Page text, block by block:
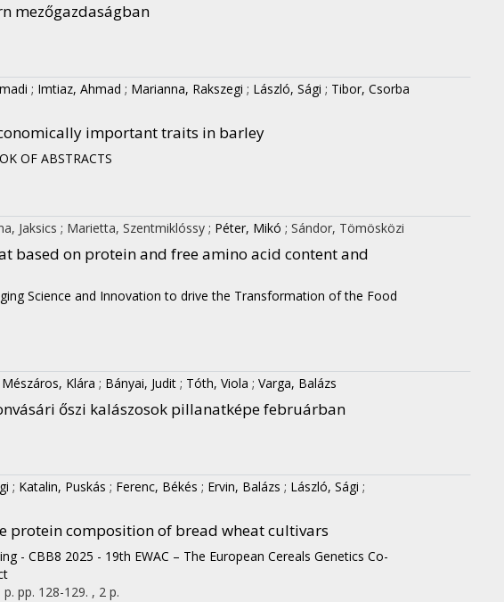
mezőgazdaságban
; Imtiaz, Ahmad ; Marianna, Rakszegi ; László, Sági ; Tibor, Csorba
important traits in barley
OF ABSTRACTS
Jaksics ; Marietta, Szentmiklóssy ; Péter, Mikó ; Sándor, Tömösközi
based on protein and free amino acid content and
Science and Innovation to drive the Transformation of the Food
Mészáros, Klára ; Bányai, Judit ; Tóth, Viola ; Varga, Balázs
őszi kalászosok pillanatképe februárban
; Katalin, Puskás ; Ferenc, Békés ; Ervin, Balázs ; László, Sági ;
protein composition of bread wheat cultivars
- CBB8 2025 - 19th EWAC – The European Cereals Genetics Co-
p. pp. 128-129. , 2 p.